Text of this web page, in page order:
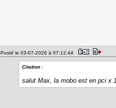
Posté le 03-07-2026 à 07:12:44
Citation :
salut Max, la mobo est en pci